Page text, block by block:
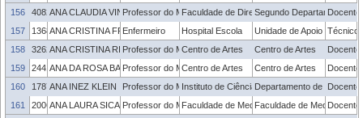
156
4082127ANA CLAUDIA VINHOLES SIQUEIRA LUCAS
Professor do Magistério Superior
Faculdade de DireitoSegundo Departamento
Docente
157
1368360ANA CRISTINA FRAGA DA FONSECA
Enfermeiro Hospital Escola Unidade de Apoio aoTécnico
158
3262652ANA CRISTINA RIBEIRO SILVAProfessor do Magistério Superior
Centro de Artes Centro de Artes
Docente
159
2441566ANA DA ROSA BANDEIRAProfessor do Magistério Superior
Centro de Artes Centro de Artes
Docente
160
1787031ANA INEZ KLEIN Professor do Magistério Superior
Instituto de Ciências HumanasDepartamento de História
Docente
161
2006271ANA LAURA SICA CRUZEIRO SZORTYKA
Professor do Magistério Superior
Faculdade de MedicinaFaculdade de Medicina
Docente